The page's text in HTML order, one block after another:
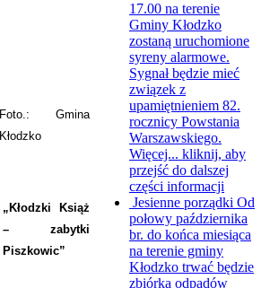
Foto.: Gmina
Kłodzko
„Kłodzki Książ
– zabytki
Piszkowic”
17.00 na terenie
Gminy Kłodzko
zostaną uruchomione
syreny alarmowe.
Sygnał będzie mieć
związek z
upamiętnieniem 82.
rocznicy Powstania
Warszawskiego.
Więcej... kliknij, aby
przejść do dalszej
części informacji
Jesienne porządki Od
połowy października
br. do końca miesiąca
na terenie gminy
Kłodzko trwać będzie
zbiórka odpadów